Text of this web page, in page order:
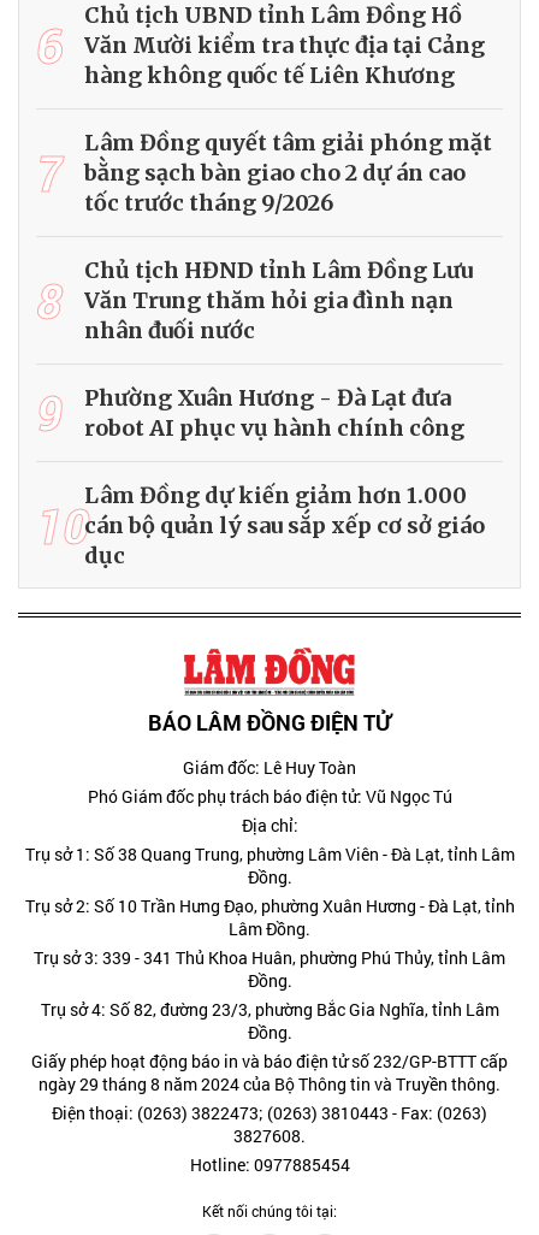
6
Chủ tịch UBND tỉnh Lâm Đồng Hồ
Văn Mười kiểm tra thực địa tại Cảng
hàng không quốc tế Liên Khương
7
Lâm Đồng quyết tâm giải phóng mặt
bằng sạch bàn giao cho 2 dự án cao
tốc trước tháng 9/2026
8
Chủ tịch HĐND tỉnh Lâm Đồng Lưu
Văn Trung thăm hỏi gia đình nạn
nhân đuối nước
9
Phường Xuân Hương - Đà Lạt đưa
robot AI phục vụ hành chính công
10Lâm Đồng dự kiến giảm hơn 1.000
cán bộ quản lý sau sắp xếp cơ sở giáo
dục
BÁO LÂM ĐỒNG ĐIỆN TỬ
Giám đốc: Lê Huy Toàn
Phó Giám đốc phụ trách báo điện tử: Vũ Ngọc Tú
Địa chỉ:
Trụ sở 1: Số 38 Quang Trung, phường Lâm Viên - Đà Lạt, tỉnh Lâm
Đồng.
Trụ sở 2: Số 10 Trần Hưng Đạo, phường Xuân Hương - Đà Lạt, tỉnh
Lâm Đồng.
Trụ sở 3: 339 - 341 Thủ Khoa Huân, phường Phú Thủy, tỉnh Lâm
Đồng.
Trụ sở 4: Số 82, đường 23/3, phường Bắc Gia Nghĩa, tỉnh Lâm
Đồng.
Giấy phép hoạt động báo in và báo điện tử số 232/GP-BTTT cấp
ngày 29 tháng 8 năm 2024 của Bộ Thông tin và Truyền thông.
Điện thoại: (0263) 3822473; (0263) 3810443 - Fax: (0263)
3827608.
Hotline: 0977885454
Kết nối chúng tôi tại: